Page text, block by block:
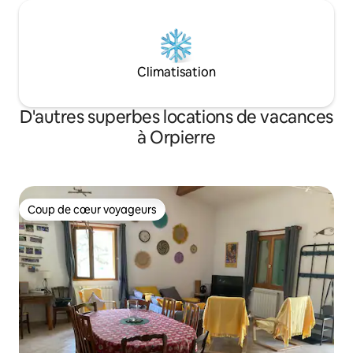
Climatisation
D'autres superbes locations de vacances
à Orpierre
Coup de cœur voyageurs
Coup de cœur voyageurs